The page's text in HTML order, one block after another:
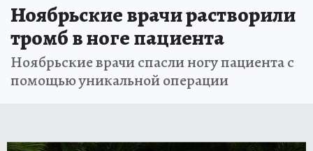
Ноябрьские врачи растворили
тромб в ноге пациента
Ноябрьские врачи спасли ногу пациента с
помощью уникальной операции